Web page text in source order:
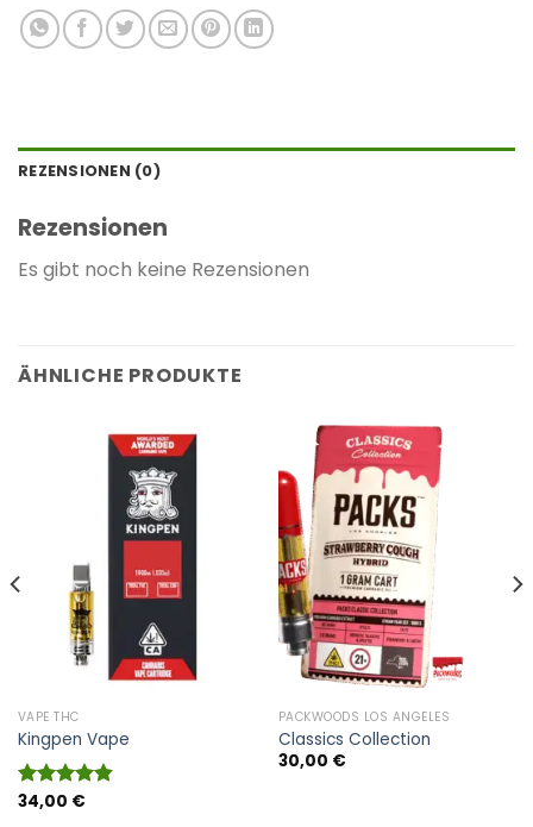
REZENSIONEN (0)
Rezensionen
Es gibt noch keine Rezensionen
ÄHNLICHE PRODUKTE
VAPE THC
Kingpen Vape
Bewertet
34,00 €
PACKWOODS LOS ANGELES
Classics Collection
30,00 €